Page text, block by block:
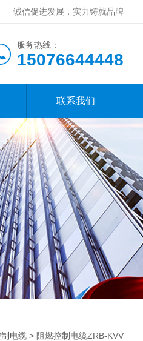
诚信促进发展，实力铸就品牌
服务热线：
15076644448
联系我们
电缆 > 阻燃控制电缆ZRB-KVV